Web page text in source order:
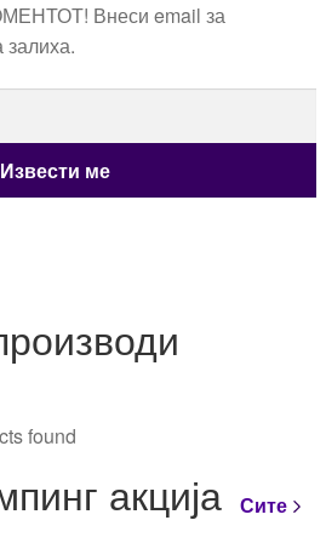
Внеси email за
залиха.
found
акција Сите